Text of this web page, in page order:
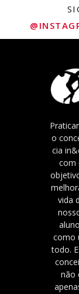
o
cia
com
vida
como
todo.
não